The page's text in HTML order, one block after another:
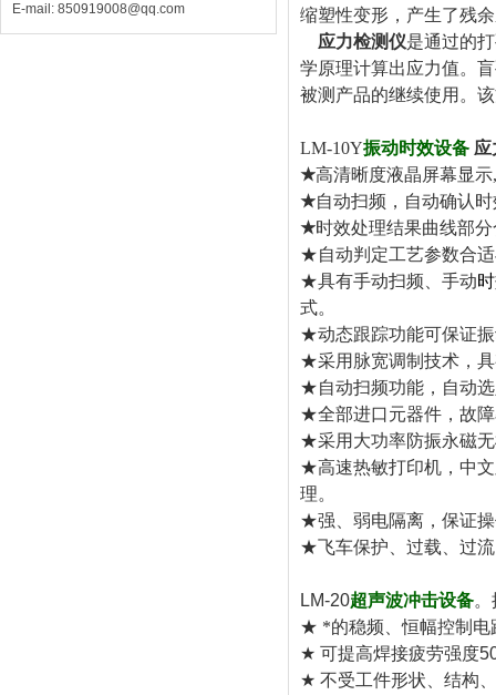
E-mail: 850919008@qq.com
缩塑性变形，产生了残
应力检测仪是通过的
学原理计算出应力值。
被测产品的继续使用。
LM-10Y振动时效设备 应
★高清晰度液晶屏幕显
★自动扫频，自动确认
★时效处理结果曲线部
★自动判定工艺参数合
★具有手动扫频、手动
式。
★动态跟踪功能可保证
★采用脉宽调制技术，
★自动扫频功能，自动
★全部进口元器件，故
★采用大功率防振永磁
★高速热敏打印机，中
理。
★强、弱电隔离，保证
★飞车保护、过载、过
LM-20超声波冲击设备
★ *的稳频、恒幅控制电
★ 可提高焊接疲劳强度
★ 不受工件形状、结构